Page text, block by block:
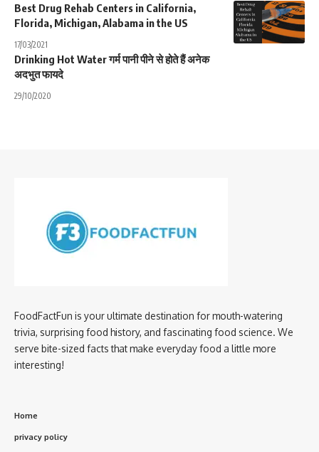
Best Drug Rehab Centers in California,
Florida, Michigan, Alabama in the US
17/03/2021
Drinking Hot Water गर्म पानी पीने से होते हैं अनेक
अदभुत फायदे
29/10/2020
FoodFactFun is your ultimate destination for mouth-watering
trivia, surprising food history, and fascinating food science. We
serve bite-sized facts that make everyday food a little more
interesting!
Home
privacy policy